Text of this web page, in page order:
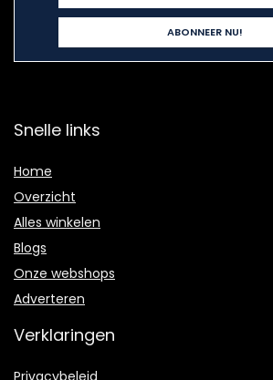
Snelle links
Home
Overzicht
Alles winkelen
Blogs
Onze webshops
Adverteren
Verklaringen